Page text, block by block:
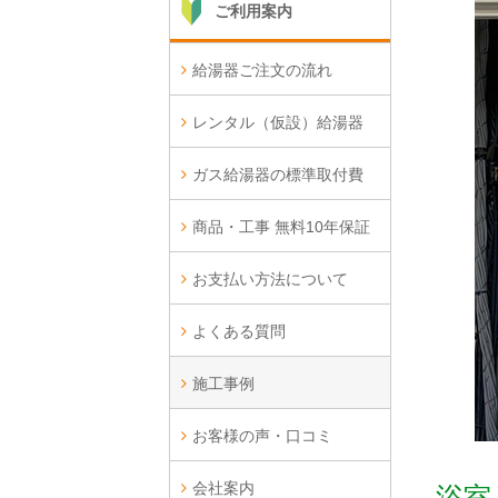
ご利用案内
給湯器ご注文の流れ
レンタル（仮設）給湯器
ガス給湯器の標準取付費
商品・工事 無料10年保証
お支払い方法について
よくある質問
施工事例
お客様の声・口コミ
会社案内